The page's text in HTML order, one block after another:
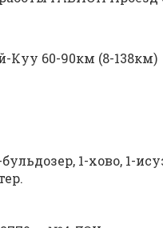
60-90км (8-138км)
1-хово, 1-